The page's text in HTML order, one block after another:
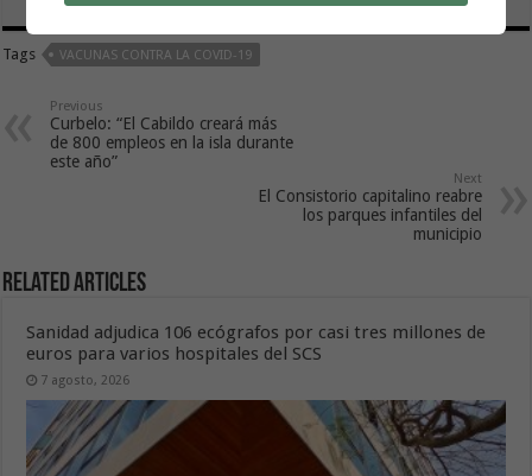
Tags VACUNAS CONTRA LA COVID-19
Previous
Curbelo: “El Cabildo creará más
de 800 empleos en la isla durante
este año”
Next
El Consistorio capitalino reabre
los parques infantiles del
municipio
Related Articles
Sanidad adjudica 106 ecógrafos por casi tres millones de
euros para varios hospitales del SCS
7 agosto, 2026